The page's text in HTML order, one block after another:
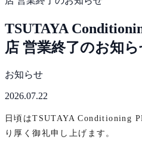
TSUTAYA
店 営業終了のお知ら
お知らせ
2026.07.22
日頃はTSUTAYA Conditioning
り厚く御礼申し上げます。